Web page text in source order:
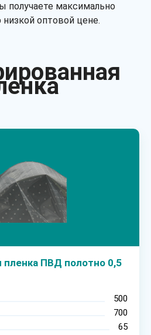
получаете максимально
оптовой цене.
ПВД полотно 0,5
500
700
65